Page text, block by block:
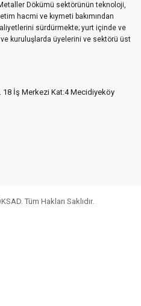
Dökümü sektörünün teknoloji,
hacmi ve kıymeti bakımından
sürdürmekte; yurt içinde ve
ve kuruluşlarda üyelerini ve sektörü üst
18 İş Merkezi Kat:4 Mecidiyeköy
Tüm Hakları Saklıdır.